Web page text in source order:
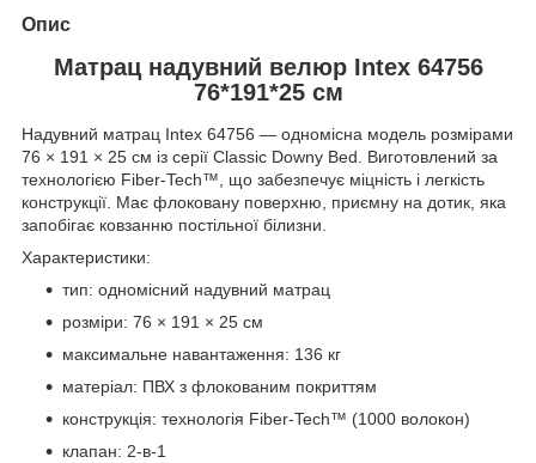
Опис
Матрац надувний велюр Intex 64756
76*191*25 см
Надувний матрац Intex 64756 — одномісна модель розмірами
76 × 191 × 25 см із серії Classic Downy Bed. Виготовлений за
технологією Fiber-Tech™, що забезпечує міцність і легкість
конструкції. Має флоковану поверхню, приємну на дотик, яка
запобігає ковзанню постільної білизни.
Характеристики:
тип: одномісний надувний матрац
розміри: 76 × 191 × 25 см
максимальне навантаження: 136 кг
матеріал: ПВХ з флокованим покриттям
конструкція: технологія Fiber-Tech™ (1000 волокон)
клапан: 2-в-1